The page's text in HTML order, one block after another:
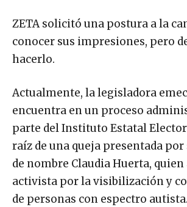
ZETA solicitó una postura a la
conocer sus impresiones, pero
hacerlo.
Actualmente, la legisladora
encuentra en un proceso
parte del Instituto Estatal
raíz de una queja presentada
de nombre Claudia Huerta, quien
activista por la visibilización y
de personas con espectro autista.